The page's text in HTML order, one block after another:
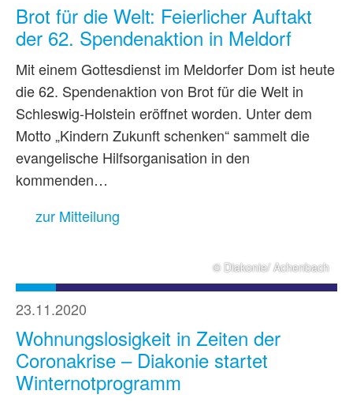
Brot für die Welt: Feierlicher Auftakt
der 62. Spendenaktion in Meldorf
Mit einem Gottesdienst im Meldorfer Dom ist heute
die 62. Spendenaktion von Brot für die Welt in
Schleswig-Holstein eröffnet worden. Unter dem
Motto „Kindern Zukunft schenken“ sammelt die
evangelische Hilfsorganisation in den
kommenden…
zur Mitteilung
© Diakonie/ Achenbach
23.11.2020
Wohnungslosigkeit in Zeiten der
Coronakrise – Diakonie startet
Winternotprogramm